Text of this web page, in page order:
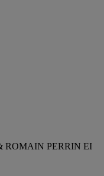
ROMAIN PERRIN EI